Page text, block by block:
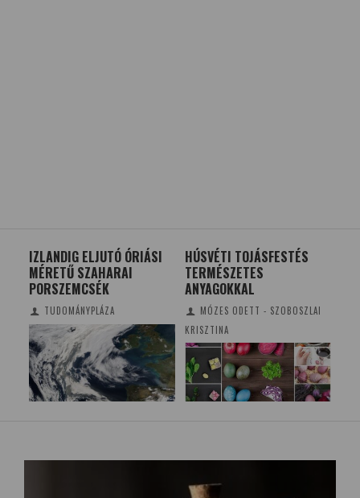
IZLANDIG ELJUTÓ ÓRIÁSI
MÉRETŰ SZAHARAI
PORSZEMCSÉK
TUDOMÁNYPLÁZA
HÚSVÉTI TOJÁSFESTÉS
TERMÉSZETES
ANYAGOKKAL
MÓZES ODETT - SZOBOSZLAI
KRISZTINA